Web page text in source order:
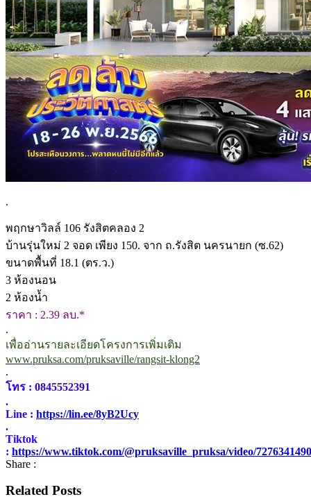
.
พฤกษาวิลล์ 106 รังสิตคลอง 2
บ้านรุ่นใหม่ 2 จอด เพียง 150. จาก ถ.รังสิต นครนายก (ซ.62)
ขนาดพื้นที่ 18.1 (ตร.ว.)
3 ห้องนอน
2 ห้องน้ำ
ราคา : 2.39 ลบ.*
.
เพื่ออ่านรายละเอียดโครงการเพิ่มเติม
www.pruksa.com/pruksaville/rangsit-klong2
.
โทร : 0845552391
.
Line : https://lin.ee/8yB2Ucy
.
Tiktok
: https://www.tiktok.com/@pruksaville_pruksa/video/
Share :
Related Posts